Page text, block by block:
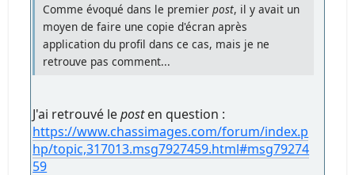
Comme évoqué dans le premierpost, il y avait un
moyen de faire une copie d'écran après
application du profil dans ce cas, mais je ne
retrouve pas comment...
J'ai retrouvé leposten question :
https://www.chassimages.com/forum/index.p
hp/topic,317013.msg7927459.html#msg79274
59